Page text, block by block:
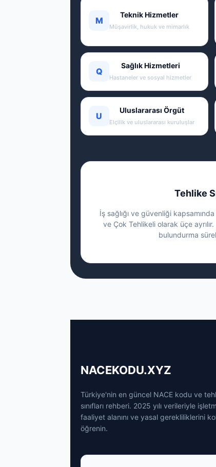
M
Teknik Hizmetler
Müşavirlik, hukuk ve mimarlık
Q
Sağlık Hizmetleri
Hastaneler ve sosyal hizmetler
U
Uluslararası Örgüt
Elçilik ve uluslararası kuruluşlar
Tehlike
İş sağlığı ve güvenliği
ve Çok Tehlikeli olarak üçe ayrılır.
bulundurma
NACEKODU.XYZ
Türkiye'nin en güncel NACE kodu ve
sınıfları rehberi. 2025 yılı verileriyle
faaliyet alanını ve yasal gerekliliklerini
öğrenin.